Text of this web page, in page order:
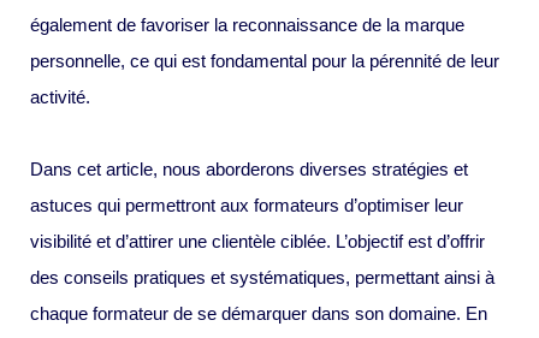
également de favoriser la reconnaissance de la marque
personnelle, ce qui est fondamental pour la pérennité de leur
activité.
Dans cet article, nous aborderons diverses stratégies et
astuces qui permettront aux formateurs d’optimiser leur
visibilité et d’attirer une clientèle ciblée. L’objectif est d’offrir
des conseils pratiques et systématiques, permettant ainsi à
chaque formateur de se démarquer dans son domaine. En